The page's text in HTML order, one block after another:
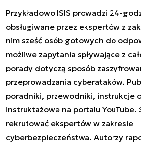
Przykładowo ISIS prowadzi 24-
obsługiwane przez ekspertów z
nim sześć osób gotowych do
możliwe zapytania spływające z
porady dotyczą sposób
przeprowadzania cyberataków.
poradniki, przewodniki, instrukcje
instruktażowe na portalu YouTube.
rekrutować ekspertów w zakresie
cyberbezpieczeństwa. Autorzy